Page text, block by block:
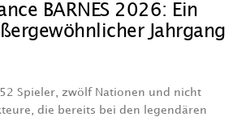
BARNES 2026: Ein
Jahrgang
Spieler, zwölf Nationen und nicht
die bereits bei den legendären